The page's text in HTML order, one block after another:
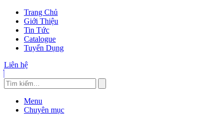
Trang Chủ
Giới Thiệu
Tin Tức
Catalogue
Tuyển Dụng
Liên hệ
Menu
Chuyên mục